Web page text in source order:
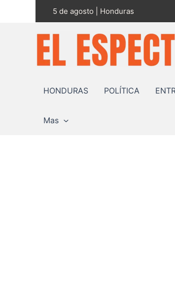
5 de agosto | Honduras
HONDURAS POLÍTICA
Mas